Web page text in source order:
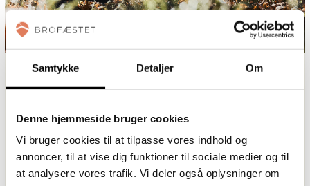
Samtykke Detaljer Om
Denne hjemmeside bruger cookies
Vi bruger cookies til at tilpasse vores indhold og
annoncer, til at vise dig funktioner til sociale medier og til
at analysere vores trafik. Vi deler også oplysninger om
og gå
Forbedrer dit humør: Gåture i naturen kan forbedre dit
humør og reducere følelser af stress og angst. Studier har